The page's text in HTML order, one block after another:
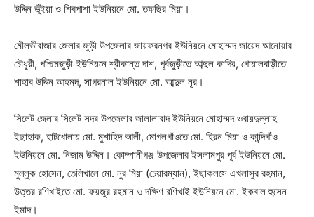
উদ্দিন ভূঁইয়া ও শিবপাশা ইউনিয়নে মো. তফছির মিয়া।
মৌলভীবাজার জেলার জুড়ী উপজেলার জায়ফরনগর ইউনিয়নে মোহাম্মদ জায়েদ আনোয়ার
চৌধুরী, পশ্চিমজুড়ী ইউনিয়নে শ্রীকান্ত দাশ, পূর্বজুড়ীতে আব্দুল কাদির, গোয়ালবাড়ীতে
শাহাব উদ্দিন আহমদ, সাগরনাল ইউনিয়নে মো. আব্দুল নূর।
সিলেট জেলার সিলেট সদর উপজেলার জালালাবাদ ইউনিয়নে মোহাম্মদ ওবায়দুল্লাহ
ইছাহাক, হাটখোলায় মো. মুশাহিদ আলী, মোগলগাঁওতে মো. হিরন মিয়া ও কান্দিগাঁও
ইউনিয়নে মো. নিজাম উদ্দিন। কোম্পানীগঞ্জ উপজেলার ইসলামপুর পূর্ব ইউনিয়নে মো.
মুল্লুক হোসেন, তেলিখালে মো. নুর মিয়া (চেয়ারম্যান), ইছাকলসে এখলাসুর রহমান,
উত্তর রণিখাইতে মো. ফয়জুর রহমান ও দক্ষিণ রণিখাই ইউনিয়নে মো. ইকবাল হুসেন
ইমাদ।